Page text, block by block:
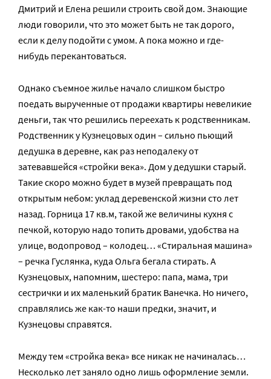
Дмитрий и Елена решили строить свой дом. Знающие
люди говорили, что это может быть не так дорого,
если к делу подойти с умом. А пока можно и где-
нибудь перекантоваться.
Однако съемное жилье начало слишком быстро
поедать вырученные от продажи квартиры невеликие
деньги, так что решились переехать к родственникам.
Родственник у Кузнецовых один – сильно пьющий
дедушка в деревне, как раз неподалеку от
затевавшейся «стройки века». Дом у дедушки старый.
Такие скоро можно будет в музей превращать под
открытым небом: уклад деревенской жизни сто лет
назад. Горница 17 кв.м, такой же величины кухня с
печкой, которую надо топить дровами, удобства на
улице, водопровод – колодец… «Стиральная машина»
– речка Гуслянка, куда Ольга бегала стирать. А
Кузнецовых, напомним, шестеро: папа, мама, три
сестрички и их маленький братик Ванечка. Но ничего,
справлялись же как-то наши предки, значит, и
Кузнецовы справятся.
Между тем «стройка века» все никак не начиналась…
Несколько лет заняло одно лишь оформление земли.